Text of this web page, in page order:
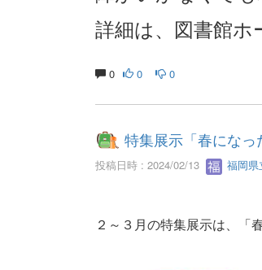
詳細は、図書館
0 0 0
特集展示「春になっ
投稿日時 : 2024/02/13 福岡県
２～３月の特集展示は、「